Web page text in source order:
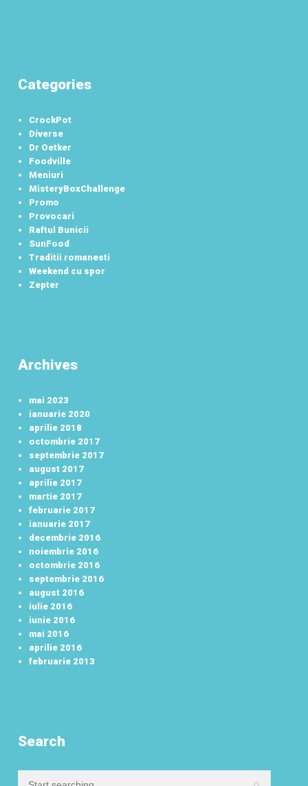
Categories
CrockPot
Diverse
Dr Oetker
Foodville
Meniuri
MisteryBoxChallenge
Promo
Provocari
Raftul Bunicii
SunFood
Traditii romanesti
Weekend cu spor
Zepter
Archives
mai 2023
ianuarie 2020
aprilie 2018
octombrie 2017
septembrie 2017
august 2017
aprilie 2017
martie 2017
februarie 2017
ianuarie 2017
decembrie 2016
noiembrie 2016
octombrie 2016
septembrie 2016
august 2016
iulie 2016
iunie 2016
mai 2016
aprilie 2016
februarie 2013
Search